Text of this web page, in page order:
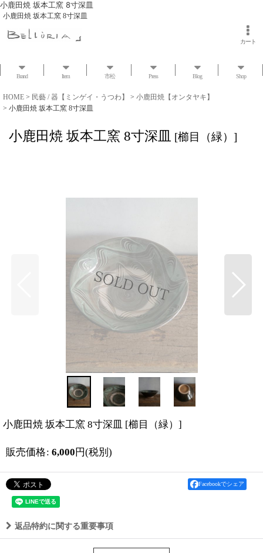
小鹿田焼 坂本工窯 8寸深皿
小鹿田焼 坂本工窯 8寸深皿
カート
Brand Item 市松 Press Blog Shop
HOME > 民藝 / 器【ミンゲイ・うつわ】 > 小鹿田焼【オンタヤキ】
> 小鹿田焼 坂本工窯 8寸深皿
小鹿田焼 坂本工窯 8寸深皿 [櫛目（緑） ]
小鹿田焼 坂本工窯 8寸深皿 [櫛目（緑） ]
販売価格: 6,000 円(税別)
Facebookでシェア
返品特約に関する重要事項